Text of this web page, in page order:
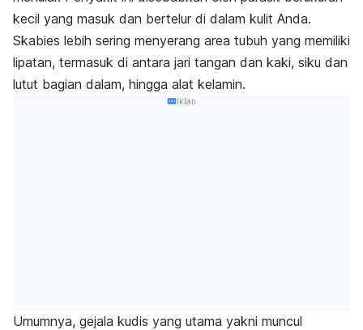
kecil yang masuk dan bertelur di dalam kulit Anda.
Skabies lebih sering menyerang area tubuh yang memiliki
lipatan, termasuk di antara jari tangan dan kaki, siku dan
lutut bagian dalam, hingga alat kelamin.
Iklan
Umumnya, gejala kudis yang utama yakni muncul